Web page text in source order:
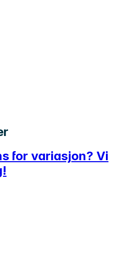
for variasjon? Vi